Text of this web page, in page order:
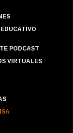
PODCAST
VIRTUALES